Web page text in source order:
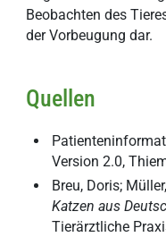
Beobachten des
der Vorbeugung dar.
Quellen
Version 2.0,
Breu, Doris;
Katzen aus
Tierärztliche